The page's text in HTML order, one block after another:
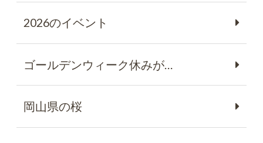
2026のイベント
ゴールデンウィーク休みが…
岡山県の桜